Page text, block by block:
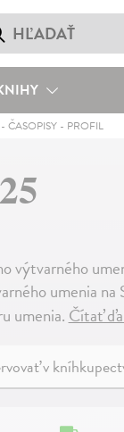
ČASOPISY- PROFIL
výtvarného
umenia
umenia.Čítať
v